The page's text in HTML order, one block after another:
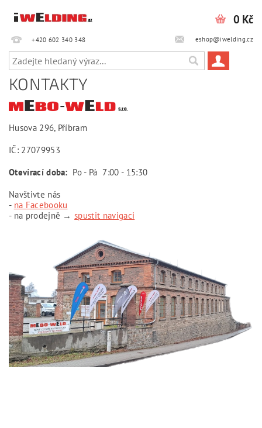
+420 602 340 348‎‎ eshop@iwelding.cz
0 Kč
KONTAKTY
Husova 296, Příbram
IČ: 27079953
Otevírací doba: Po - Pá 7:00 - 15:30
Navštivte nás
- na Facebooku
- na prodejně →spustit navigaci